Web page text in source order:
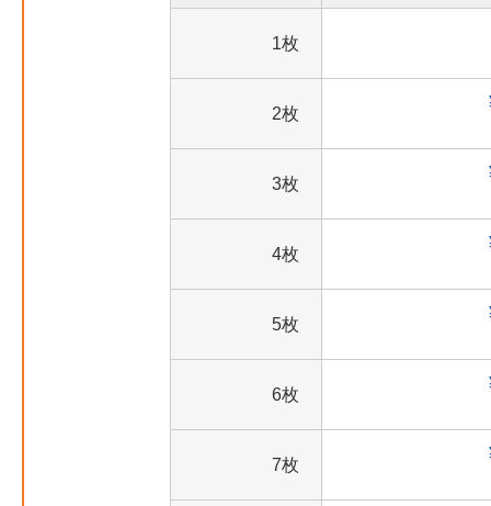
1枚
2枚
3枚
4枚
5枚
6枚
7枚